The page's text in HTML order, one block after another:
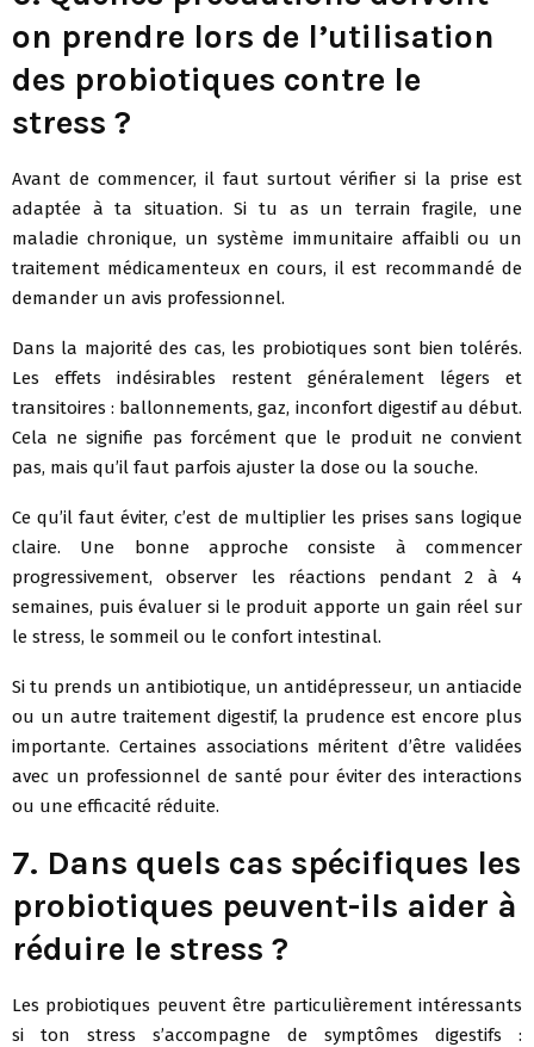
on prendre lors de l’utilisation
des probiotiques contre le
stress ?
Avant de commencer, il faut surtout vérifier si la prise est
adaptée à ta situation. Si tu as un terrain fragile, une
maladie chronique, un système immunitaire affaibli ou un
traitement médicamenteux en cours, il est recommandé de
demander un avis professionnel.
Dans la majorité des cas, les probiotiques sont bien tolérés.
Les effets indésirables restent généralement légers et
transitoires : ballonnements, gaz, inconfort digestif au début.
Cela ne signifie pas forcément que le produit ne convient
pas, mais qu’il faut parfois ajuster la dose ou la souche.
Ce qu’il faut éviter, c’est de multiplier les prises sans logique
claire. Une bonne approche consiste à commencer
progressivement, observer les réactions pendant 2 à 4
semaines, puis évaluer si le produit apporte un gain réel sur
le stress, le sommeil ou le confort intestinal.
Si tu prends un antibiotique, un antidépresseur, un antiacide
ou un autre traitement digestif, la prudence est encore plus
importante. Certaines associations méritent d’être validées
avec un professionnel de santé pour éviter des interactions
ou une efficacité réduite.
7. Dans quels cas spécifiques les
probiotiques peuvent-ils aider à
réduire le stress ?
Les probiotiques peuvent être particulièrement intéressants
si ton stress s’accompagne de symptômes digestifs :